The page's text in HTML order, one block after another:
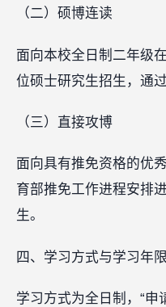
（二）硕博连读
面向本校全日制二年级
位硕士研究生招生，通
（三）直接攻博
面向具有推免资格的优
育部推免工作进程安排
生。
四、学习方式与学习年限
学习方式为全日制，“申